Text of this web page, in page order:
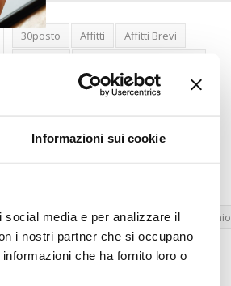
Informazioni sui cookie
media e per analizzare il
i nostri partner che si occupano
che ha fornito loro o
30posto Affitti
Affitti Brevi
Banca Woolwich
Bilocali
Cambioabitazione
Carenza Alloggi
Compravendite Immobiliari
Condominio
Confcommercio
Confedilizia.EU